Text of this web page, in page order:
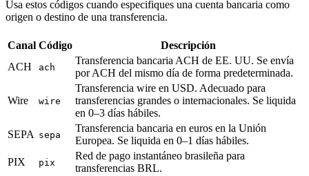
Usa estos códigos cuando especifiques una cuenta bancaria como
origen o destino de una transferencia.
Canal Código
Descripción
ACH
ach
Transferencia bancaria ACH de EE. UU. Se envía
por ACH del mismo día de forma predeterminada.
Wire wire
Transferencia wire en USD. Adecuado para
transferencias grandes o internacionales. Se liquida
en 0–3 días hábiles.
SEPA sepa
Transferencia bancaria en euros en la Unión
Europea. Se liquida en 0–1 días hábiles.
PIX
pix
Red de pago instantáneo brasileña para
transferencias BRL.